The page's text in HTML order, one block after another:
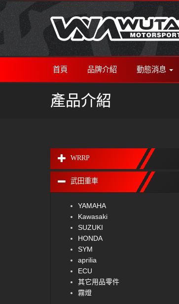
首頁 品牌介紹 動態消息
產品介紹
WRRP
武田重車
YAMAHA
Kawasaki
SUZUKI
HONDA
SYM
aprilia
ECU
其它用品零件
霧燈